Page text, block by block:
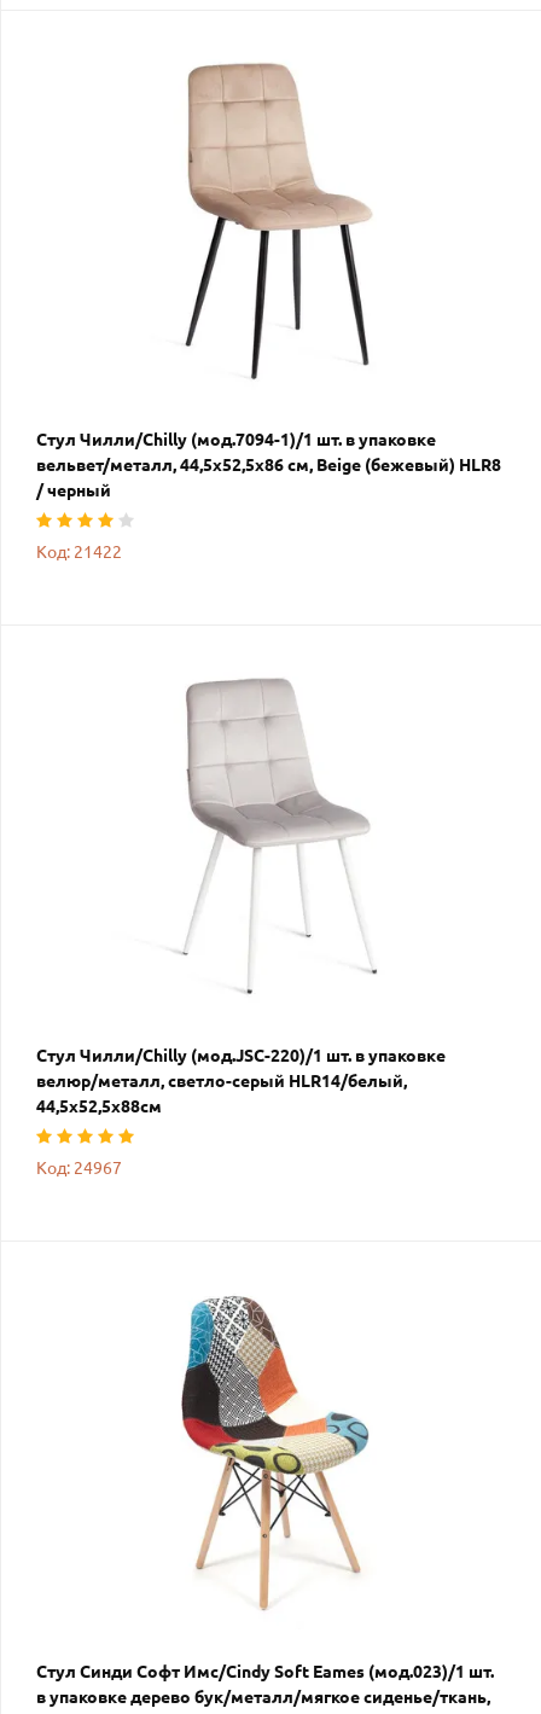
Стул Чилли/Chilly (мод.7094-1)/1 шт. в упаковке
вельвет/металл, 44,5х52,5х86 см, Beige (бежевый) HLR8
/ черный
Код: 21422
Стул Чилли/Chilly (мод.JSC-220)/1 шт. в упаковке
велюр/металл, светло-серый HLR14/белый,
44,5х52,5х88см
Код: 24967
Стул Синди Софт Имс/Cindy Soft Eames (мод.023)/1 шт.
в упаковке дерево бук/металл/мягкое сиденье/ткань,